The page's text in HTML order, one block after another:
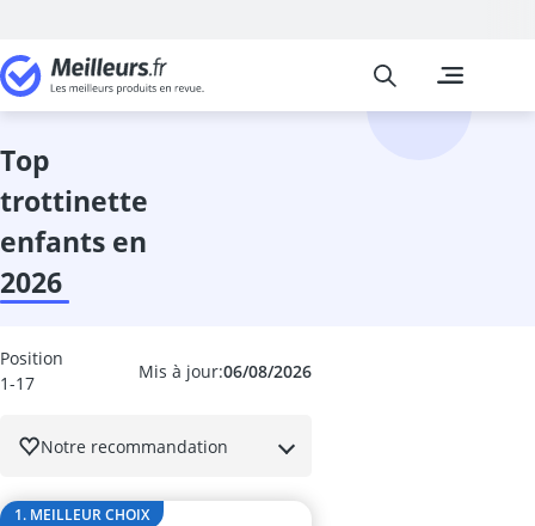
Sports et
aérateur de
Meilleurs
top
trottinette
enfants en
2026
Mis à jour:06/08/2026
Position
1-17
Notre recommandation
1. MEILLEUR CHOIX